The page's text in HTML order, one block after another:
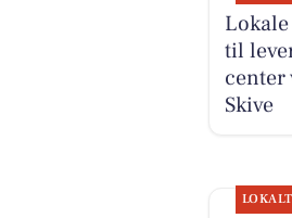
til
center
Skive